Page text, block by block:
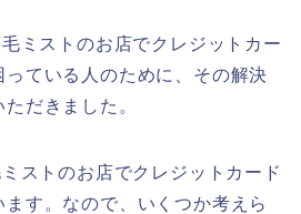
ミストのお店でクレジットカー
っている人のために、その解決
だきました。
ストのお店でクレジットカード
す。なので、いくつか考えら